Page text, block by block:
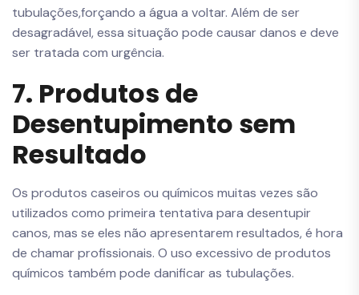
tubulações,forçando a água a voltar. Além de ser
desagradável, essa situação pode causar danos e deve
ser tratada com urgência.
7. Produtos de
Desentupimento sem
Resultado
Os produtos caseiros ou químicos muitas vezes são
utilizados como primeira tentativa para desentupir
canos, mas se eles não apresentarem resultados, é hora
de chamar profissionais. O uso excessivo de produtos
químicos também pode danificar as tubulações.